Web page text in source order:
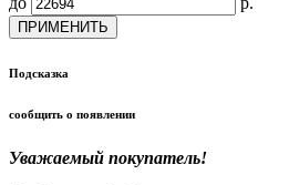
ПРИМЕНИТЬ
Подсказка
сообщить о появлении
Уважаемый покупатель!